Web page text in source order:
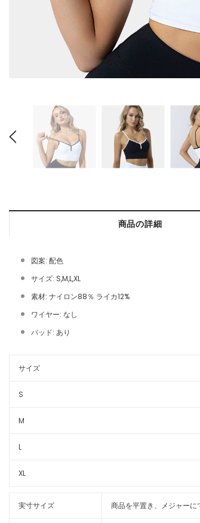
商品の詳細
図案: 配色
サイズ: S,M,L,XL
素材: ナイロン88％ ライカ12%
ワイヤー: なし
パッド: あり
サイズ
S
M
L
XL
実寸サイズ 商品を平置き、メジャーに